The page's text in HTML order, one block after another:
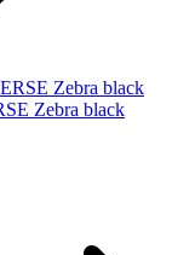
Zebra black